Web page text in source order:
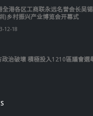
全港各区工商联永远名誉会长吴
)乡村振兴产业博览会开幕式
12-18
政治破壞 積極投入1210區議會選